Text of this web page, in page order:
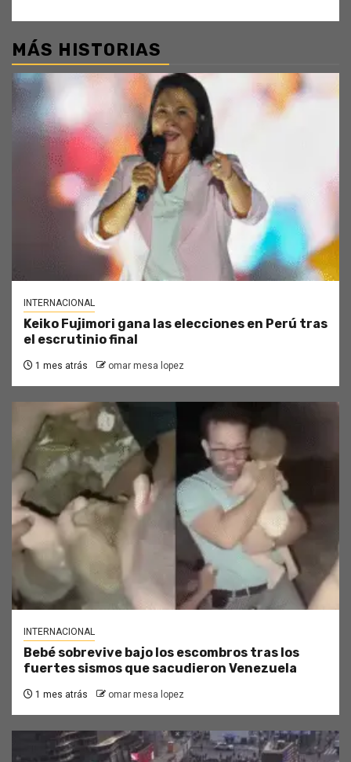
MÁS HISTORIAS
INTERNACIONAL
Keiko Fujimori gana las elecciones en Perú tras
el escrutinio final
1 mes atrás omar mesa lopez
INTERNACIONAL
Bebé sobrevive bajo los escombros tras los
fuertes sismos que sacudieron Venezuela
1 mes atrás omar mesa lopez